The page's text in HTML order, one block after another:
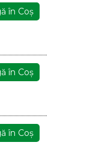
în Coş
în Coş
în Coş